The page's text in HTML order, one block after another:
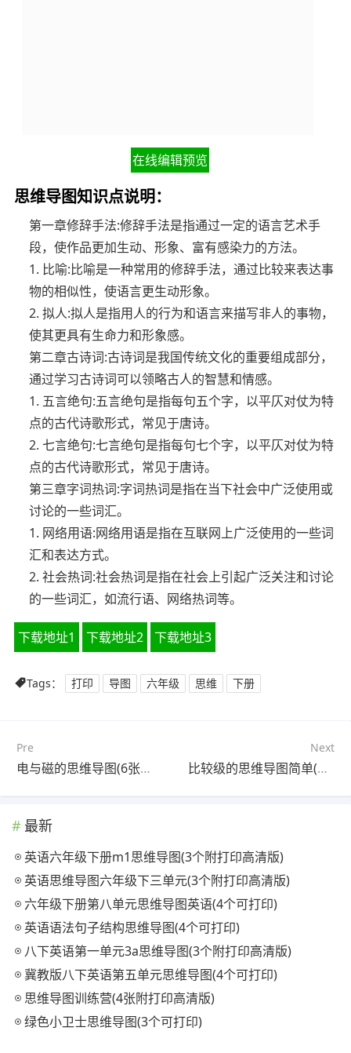
在线编辑预览
思维导图知识点说明：
第一章修辞手法:修辞手法是指通过一定的语言艺术手
段，使作品更加生动、形象、富有感染力的方法。
1. 比喻:比喻是一种常用的修辞手法，通过比较来表达事
物的相似性，使语言更生动形象。
2. 拟人:拟人是指用人的行为和语言来描写非人的事物，
使其更具有生命力和形象感。
第二章古诗词:古诗词是我国传统文化的重要组成部分，
通过学习古诗词可以领略古人的智慧和情感。
1. 五言绝句:五言绝句是指每句五个字，以平仄对仗为特
点的古代诗歌形式，常见于唐诗。
2. 七言绝句:七言绝句是指每句七个字，以平仄对仗为特
点的古代诗歌形式，常见于唐诗。
第三章字词热词:字词热词是指在当下社会中广泛使用或
讨论的一些词汇。
1. 网络用语:网络用语是指在互联网上广泛使用的一些词
汇和表达方式。
2. 社会热词:社会热词是指在社会上引起广泛关注和讨论
的一些词汇，如流行语、网络热词等。
下载地址1 下载地址2 下载地址3
Tags： 打印 导图 六年级 思维 下册
Pre
电与磁的思维导图(6张可下载)
Next
比较级的思维导图简单(5张值得收藏)
最新
英语六年级下册m1思维导图(3个附打印高清版)
英语思维导图六年级下三单元(3个附打印高清版)
六年级下册第八单元思维导图英语(4个可打印)
英语语法句子结构思维导图(4个可打印)
八下英语第一单元3a思维导图(3个附打印高清版)
冀教版八下英语第五单元思维导图(4个可打印)
思维导图训练营(4张附打印高清版)
绿色小卫士思维导图(3个可打印)